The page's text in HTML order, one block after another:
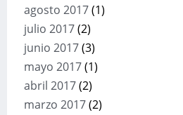
agosto 2017(1)
julio 2017(2)
junio 2017(3)
mayo 2017(1)
abril 2017(2)
marzo 2017(2)